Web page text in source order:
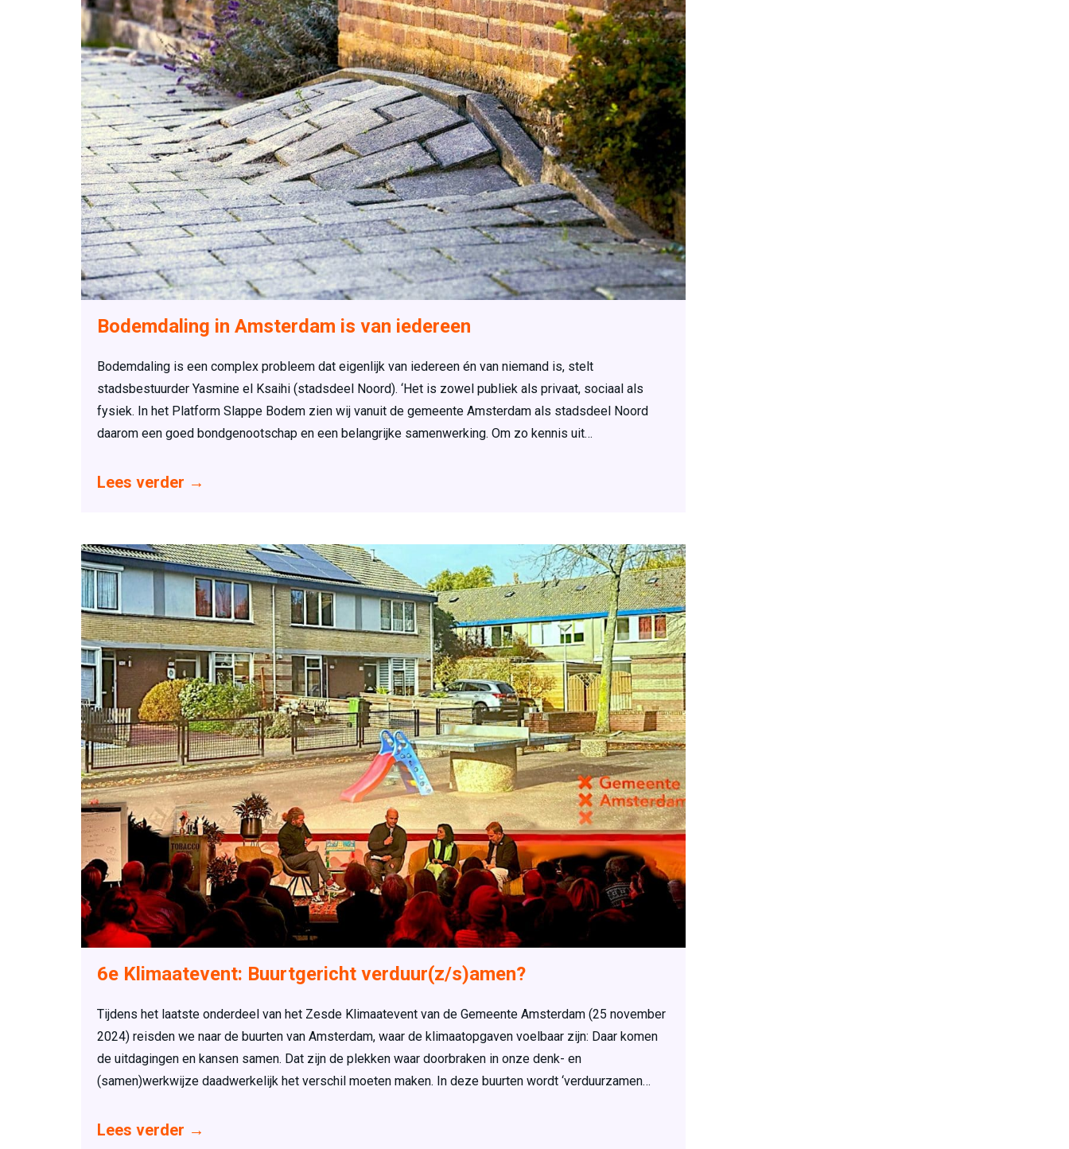
Bodemdaling in Amsterdam is van iedereen
Bodemdaling is een complex probleem dat eigenlijk van iedereen én van niemand is, stelt
stadsbestuurder Yasmine el Ksaihi (stadsdeel Noord). ‘Het is zowel publiek als privaat, sociaal als
fysiek. In het Platform Slappe Bodem zien wij vanuit de gemeente Amsterdam als stadsdeel Noord
daarom een goed bondgenootschap en een belangrijke samenwerking. Om zo kennis uit…
Lees verder →
6e Klimaatevent: Buurtgericht verduur(z/s)amen?
Tijdens het laatste onderdeel van het Zesde Klimaatevent van de Gemeente Amsterdam (25 november
2024) reisden we naar de buurten van Amsterdam, waar de klimaatopgaven voelbaar zijn: Daar komen
de uitdagingen en kansen samen. Dat zijn de plekken waar doorbraken in onze denk- en
(samen)werkwijze daadwerkelijk het verschil moeten maken. In deze buurten wordt ‘verduurzamen…
Lees verder →